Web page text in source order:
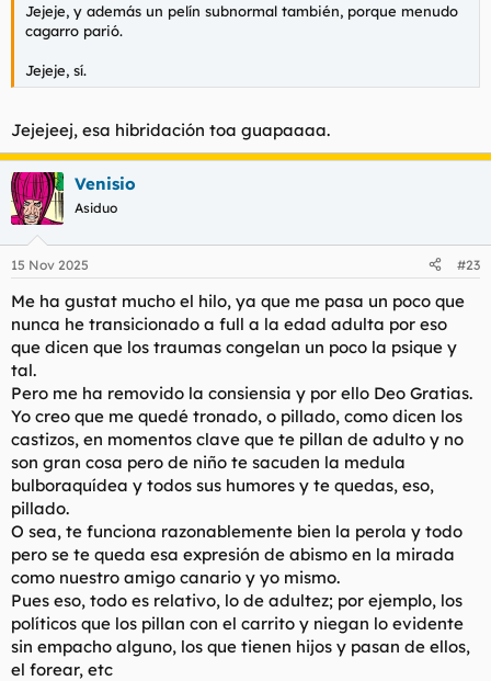
Jejeje, y además un pelín subnormal también, porque menudo
cagarro parió.
Jejeje, sí.
Jejejeej, esa hibridación toa guapaaaa.
Venisio
Asiduo
15 Nov 2025 #23
Me ha gustat mucho el hilo, ya que me pasa un poco que
nunca he transicionado a full a la edad adulta por eso
que dicen que los traumas congelan un poco la psique y
tal.
Pero me ha removido la consiensia y por ello Deo Gratias.
Yo creo que me quedé tronado, o pillado, como dicen los
castizos, en momentos clave que te pillan de adulto y no
son gran cosa pero de niño te sacuden la medula
bulboraquídea y todos sus humores y te quedas, eso,
pillado.
O sea, te funciona razonablemente bien la perola y todo
pero se te queda esa expresión de abismo en la mirada
como nuestro amigo canario y yo mismo.
Pues eso, todo es relativo, lo de adultez; por ejemplo, los
políticos que los pillan con el carrito y niegan lo evidente
sin empacho alguno, los que tienen hijos y pasan de ellos,
el forear, etc